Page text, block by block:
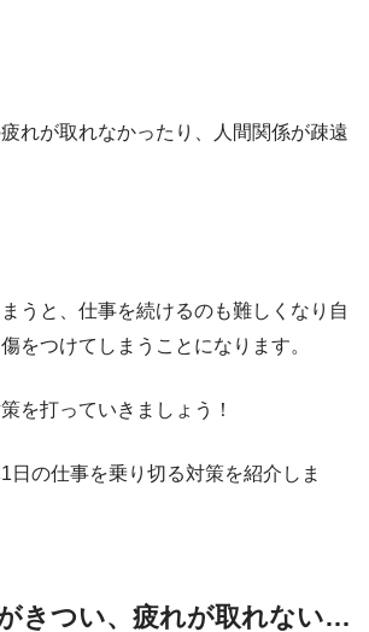
れが取れなかったり、人間関係が疎遠
うと、仕事を続けるのも難しくなり 自
をつけてしまうことになります。
を打っていきましょう！
日の仕事を乗り切る対策を紹介しま
きつい、疲れが取れない…